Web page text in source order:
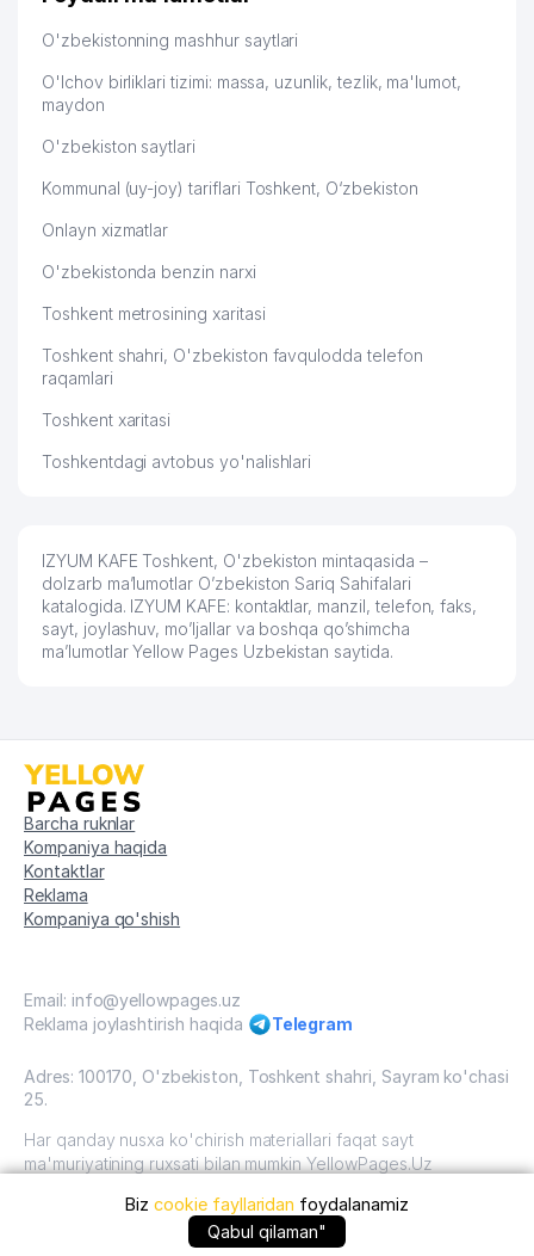
O'zbekistonning mashhur saytlari
O'lchov birliklari tizimi: massa, uzunlik, tezlik, ma'lumot,
maydon
O'zbekiston saytlari
Kommunal (uy-joy) tariflari Toshkent, O‘zbekiston
Onlayn xizmatlar
O'zbekistonda benzin narxi
Toshkent metrosining xaritasi
Toshkent shahri, O'zbekiston favqulodda telefon
raqamlari
Toshkent xaritasi
Toshkentdagi avtobus yo'nalishlari
IZYUM KAFE Toshkent, O'zbekiston mintaqasida –
dolzarb ma’lumotlar O’zbekiston Sariq Sahifalari
katalogida. IZYUM KAFE: kontaktlar, manzil, telefon, faks,
sayt, joylashuv, mo’ljallar va boshqa qo’shimcha
ma’lumotlar Yellow Pages Uzbekistan saytida.
+99890 ... qo'ng'iroq qilish
Barcha ruknlar
Kompaniya haqida
Kontaktlar
Reklama
Kompaniya qo'shish
Email: info@yellowpages.uz
Reklama joylashtirish haqida
Telegram
Adres: 100170, O'zbekiston, Toshkent shahri, Sayram ko'chasi
25.
Har qanday nusxa ko'chirish materiallari faqat sayt
ma'muriyatining ruxsati bilan mumkin YellowPages.Uz
O'zbekiston, 2009 - 2026 / O'zbekiston "sariq
sahifalar"mualliflik huquqi. Barcha huquqlar himoyalangan.
Bizcookie fayllaridan foydalanamiz
Qabul qilaman"